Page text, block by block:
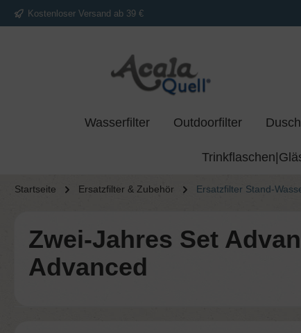
Zur Hauptnavigation springen
Kostenloser Versand ab 39 €
Wasserfilter Outdoorfilter
Startseite Ersatzfilter & Zubehör Ersatzfilter Stand-
Zwei-​Jahres Set
Advanced